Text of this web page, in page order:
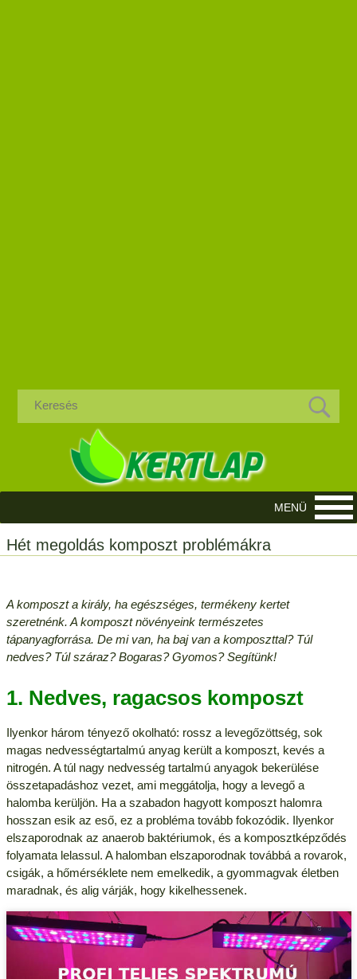
Hét megoldás komposzt problémákra
A komposzt a király, ha egészséges, termékeny kertet
szeretnénk. A komposzt növényeink természetes
tápanyagforrása. De mi van, ha baj van a komposzttal? Túl
nedves? Túl száraz? Bogaras? Gyomos? Segítünk!
1. Nedves, ragacsos komposzt
Ilyenkor három tényező okolható: rossz a levegőzöttség, sok
magas nedvességtartalmú anyag került a komposzt, kevés a
nitrogén. A túl nagy nedvesség tartalmú anyagok bekerülése
összetapadáshoz vezet, ami meggátolja, hogy a levegő a
halomba kerüljön. Ha a szabadon hagyott komposzt halomra
hosszan esik az eső, ez a probléma tovább fokozódik. Ilyenkor
elszaporodnak az anaerob baktériumok, és a komposztképződés
folyamata lelassul. A halomban elszaporodnak továbbá a rovarok,
csigák, a hőmérséklete nem emelkedik, a gyommagvak életben
maradnak, és alig várják, hogy kikelhessenek.